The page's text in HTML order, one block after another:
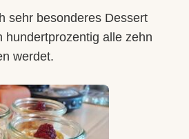
sehr besonderes Dessert
hundertprozentig alle zehn
werdet.